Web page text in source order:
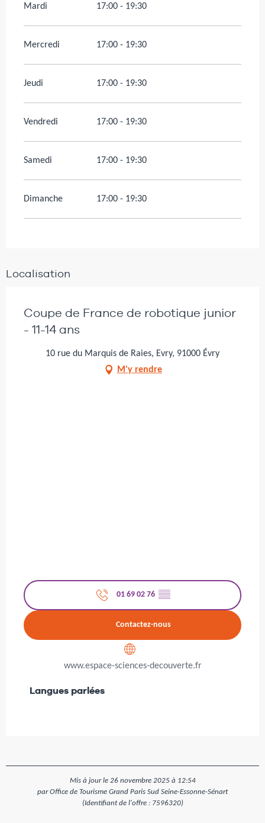
Mardi 17:00 - 19:30
Mercredi 17:00 - 19:30
Jeudi 17:00 - 19:30
Vendredi 17:00 - 19:30
Samedi 17:00 - 19:30
Dimanche 17:00 - 19:30
Localisation
Coupe de France de robotique junior
- 11-14 ans
10 rue du Marquis de Raies, Evry, 91000 Évry
M'y rendre
01 69 02 76 ▒▒
Contactez-nous
www.espace-sciences-decouverte.fr
Langues parlées
Langues parlées
Mis à jour le 26 novembre 2025 à 12:54
par Office de Tourisme Grand Paris Sud Seine-Essonne-Sénart
(Identifiant de l'offre : 7596320)